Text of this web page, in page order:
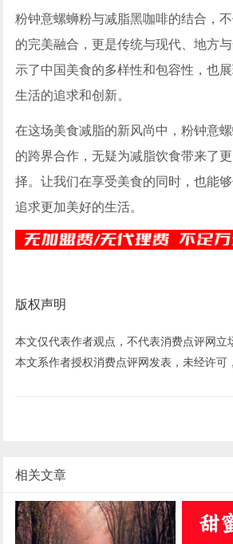
粉钟意螺蛳粉与减脂黑咖啡的结合，
的完美融合，更是传统与现代、地方
示了中国美食的多样性和包容性，也
生活的追求和创新。
在这场美食减脂的新风尚中，粉钟意
的跨界合作，无疑为减脂饮食带来了
择。让我们在享受美食的同时，也能够
追求更加美好的生活。
版权声明
本文仅代表作者观点，不代表消费点评网立
本文系作者授权消费点评网发表，未经许可
相关文章